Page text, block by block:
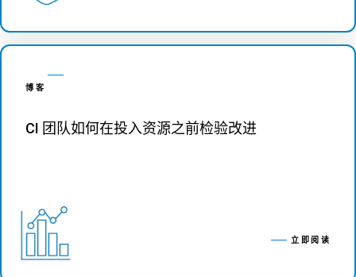
博客
CI 团队如何在投入资源之前检验改进
立即阅读